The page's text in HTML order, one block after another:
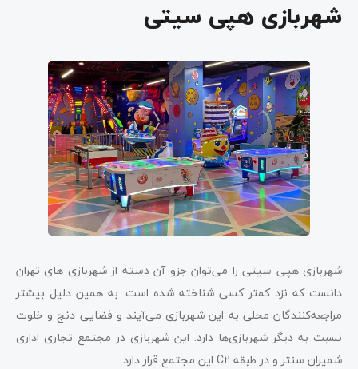
شهربازی هپی سیتی
شهربازی هپی سیتی را می‌توان جزو آن دسته از شهربازی ‌های تهران
دانست که نزد کمتر کسی شناخته شده است. به همین دلیل بیشتر
مراجعه‌کنندگان محلی به این شهربازی می‌آیند و فضایی دنج و خلوت
نسبت به دیگر شهربازی‌ها دارد. این شهربازی در مجتمع تجاری اداری
شمیران سنتر و در طبقه C2 این مجتمع قرار دارد.